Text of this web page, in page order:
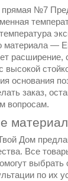
№7
материала —
высокой
основания
заказ,
вопросам.
Дом
Все
по их